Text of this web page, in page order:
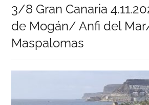
3/8 Gran Canaria
de Mogán/ Anfi del
Maspalomas